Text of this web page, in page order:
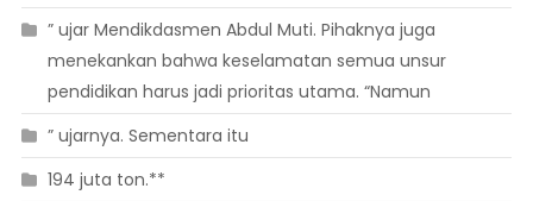
” ujar Mendikdasmen Abdul Muti. Pihaknya juga
menekankan bahwa keselamatan semua unsur
pendidikan harus jadi prioritas utama. “Namun
” ujarnya. Sementara itu
194 juta ton.**